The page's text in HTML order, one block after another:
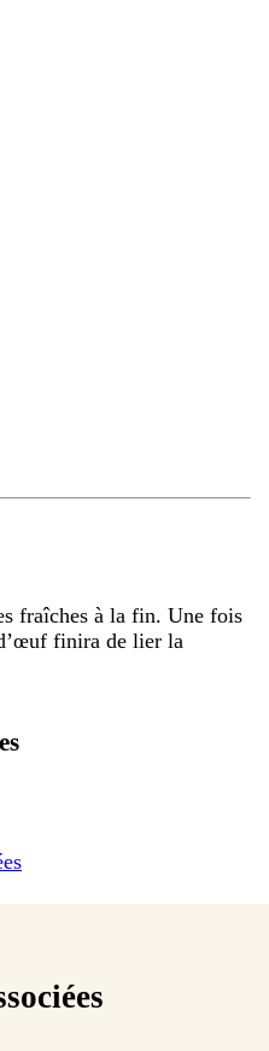
fraîches à la fin. Une fois
finira de lier la